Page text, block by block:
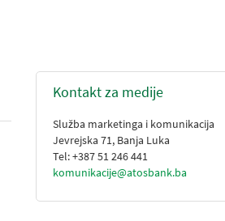
Kontakt za medije
Služba marketinga i komunikacija
Jevrejska 71, Banja Luka
Tel: +387 51 246 441
komunikacije@atosbank.ba